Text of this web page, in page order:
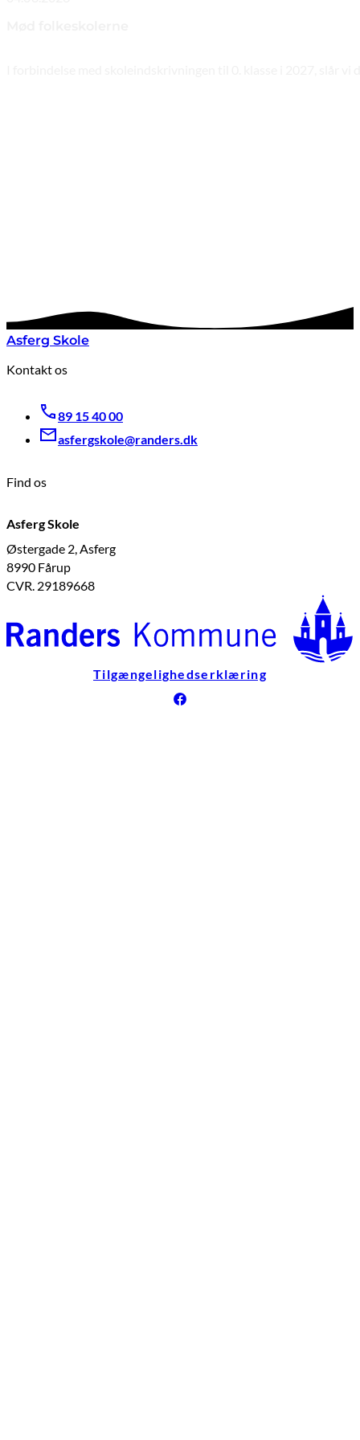
Asferg Skole
Kontakt os
89 15 40 00
asfergskole@randers.dk
Find os
Asferg Skole
Østergade 2, Asferg
8990 Fårup
CVR. 29189668
Tilgængelighedserklæring